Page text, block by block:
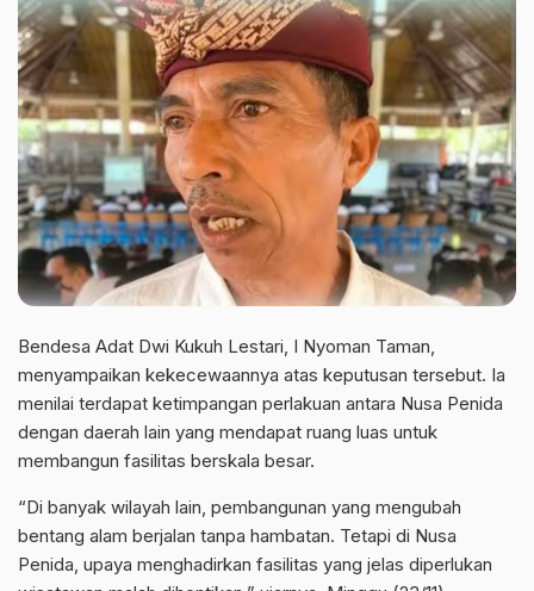
Bendesa Adat Dwi Kukuh Lestari, I Nyoman Taman,
menyampaikan kekecewaannya atas keputusan tersebut. Ia
menilai terdapat ketimpangan perlakuan antara Nusa Penida
dengan daerah lain yang mendapat ruang luas untuk
membangun fasilitas berskala besar.
“Di banyak wilayah lain, pembangunan yang mengubah
bentang alam berjalan tanpa hambatan. Tetapi di Nusa
Penida, upaya menghadirkan fasilitas yang jelas diperlukan